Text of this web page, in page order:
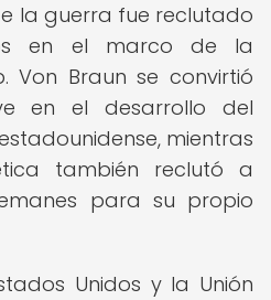
la guerra fue reclutado
en el marco de la
Von Braun se convirtió
en el desarrollo del
mientras
también reclutó a
para su propio
Unidos y la Unión